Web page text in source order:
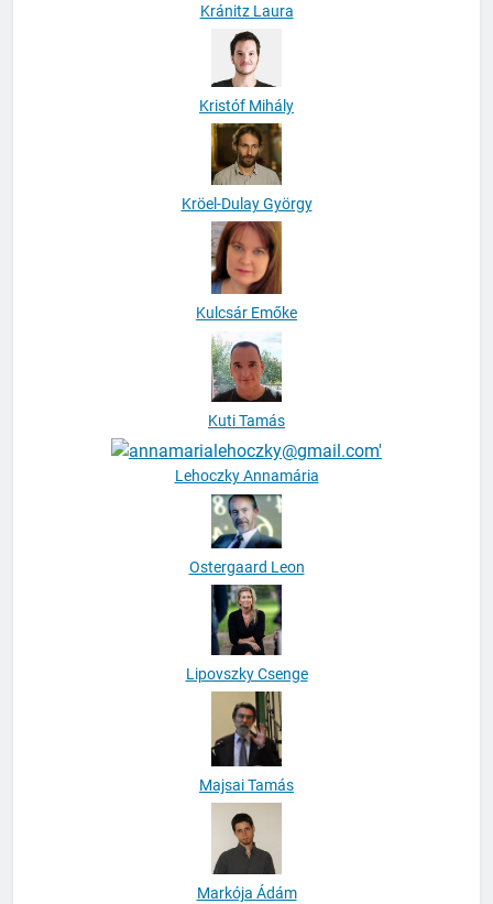
Kránitz Laura
Kristóf Mihály
Kröel-Dulay György
Kulcsár Emőke
Kuti Tamás
Lehoczky Annamária
Ostergaard Leon
Lipovszky Csenge
Majsai Tamás
Markója Ádám